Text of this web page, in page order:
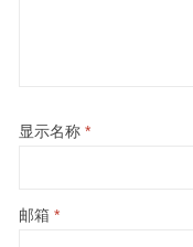
显示名称 *
邮箱 *